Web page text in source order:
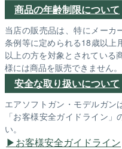
商品の年齢制限について
当店の販売品は、特にメーカ
条例等に定められる18歳以上
以上の方を対象とされている
様には商品を販売できません。
安全な取り扱いについて
エアソフトガン・モデルガン
「お客様安全ガイドライン
い。
お客様安全ガイドライン